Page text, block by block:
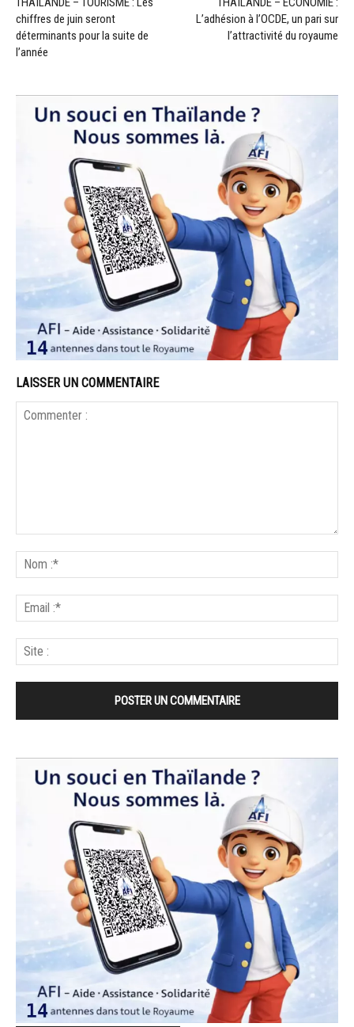
chiffres de juin seront
déterminants pour la suite de
l’année
L’adhésion à l’OCDE, un pari sur
l’attractivité du royaume
LAISSER UN COMMENTAIRE